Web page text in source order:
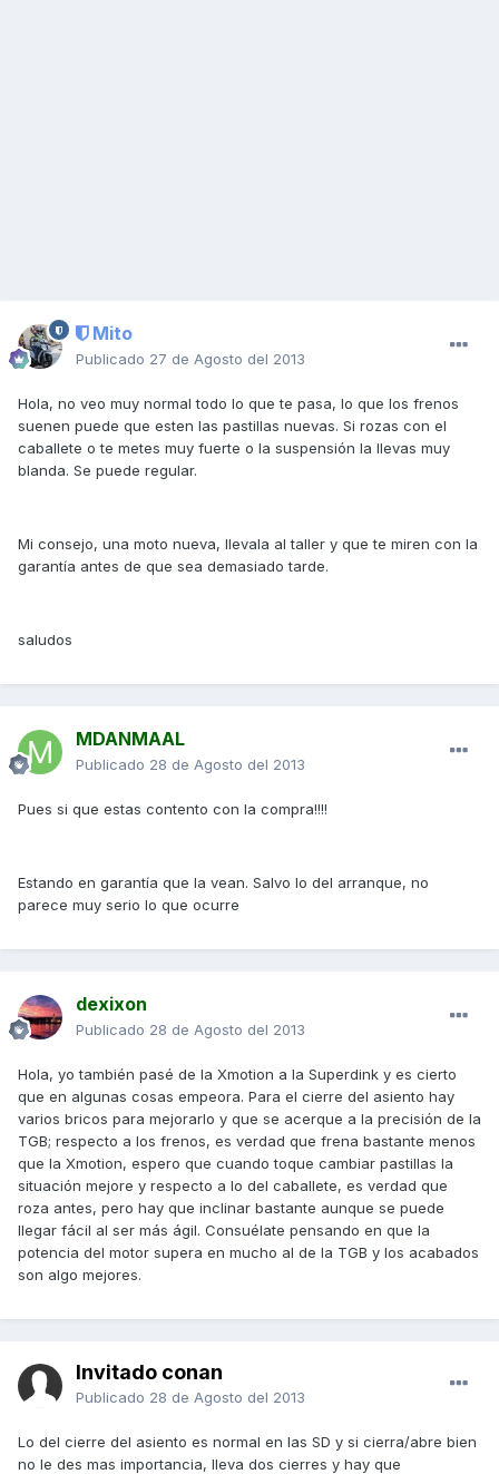
Mito
Publicado 27 de Agosto del 2013
Hola, no veo muy normal todo lo que te pasa, lo que los frenos
suenen puede que esten las pastillas nuevas. Si rozas con el
caballete o te metes muy fuerte o la suspensión la llevas muy
blanda. Se puede regular.
Mi consejo, una moto nueva, llevala al taller y que te miren con la
garantía antes de que sea demasiado tarde.
saludos
MDANMAAL
Publicado 28 de Agosto del 2013
Pues si que estas contento con la compra!!!!
Estando en garantía que la vean. Salvo lo del arranque, no
parece muy serio lo que ocurre
dexixon
Publicado 28 de Agosto del 2013
Hola, yo también pasé de la Xmotion a la Superdink y es cierto
que en algunas cosas empeora. Para el cierre del asiento hay
varios bricos para mejorarlo y que se acerque a la precisión de la
TGB; respecto a los frenos, es verdad que frena bastante menos
que la Xmotion, espero que cuando toque cambiar pastillas la
situación mejore y respecto a lo del caballete, es verdad que
roza antes, pero hay que inclinar bastante aunque se puede
llegar fácil al ser más ágil. Consuélate pensando en que la
potencia del motor supera en mucho al de la TGB y los acabados
son algo mejores.
Invitado conan
Publicado 28 de Agosto del 2013
Lo del cierre del asiento es normal en las SD y si cierra/abre bien
no le des mas importancia, lleva dos cierres y hay que